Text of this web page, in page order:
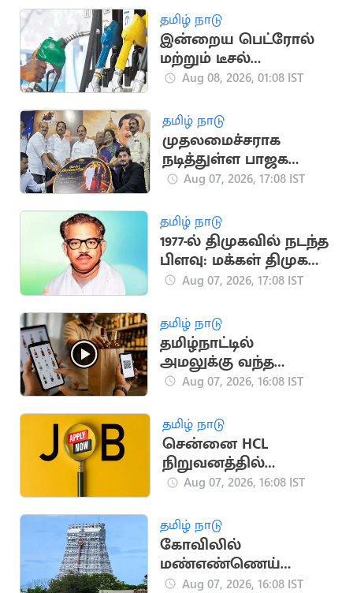
தமிழ் நாடு
இன்றைய பெட்ரோல்
மற்றும் டீசல்
விலையில்
Aug 08, 2026, 01:08 IST
தமிழ் நாடு
முதலமைச்சராக
நடித்துள்ள பாஜக
மூத்த தலைவர்
Aug 07, 2026, 17:08 IST
தமிழ் நாடு
1977-ல் திமுகவில் நடந்த
பிளவு: மக்கள் திமுக
உருவான வரலாறு!
Aug 07, 2026, 17:08 IST
தமிழ் நாடு
தமிழ்நாட்டில்
அமலுக்கு வந்த
ஆன்லைன் மது
தகவல்
Aug 07, 2026, 16:08 IST
தமிழ் நாடு
சென்னை HCL
நிறுவனத்தில்
வேலைவாய்ப்பு:
நேர்முகத் தேர்வு!
Aug 07, 2026, 16:08 IST
தமிழ் நாடு
கோவிலில்
மண்எண்ணெய்
ஊற்றி தீக்குளித்த
Aug 07, 2026, 16:08 IST